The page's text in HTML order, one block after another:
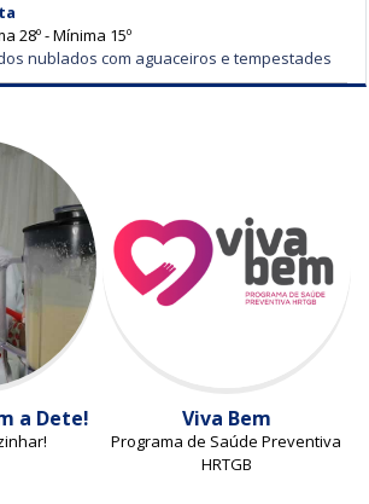
28º - Mínima 15º
nublados com aguaceiros e tempestades
a Dete! Viva Bem
Programa de Saúde Preventiva
HRTGB